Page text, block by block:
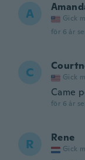
A Gick
för 6 år
C Gick
Came
för 6 år
R Rene
Gick